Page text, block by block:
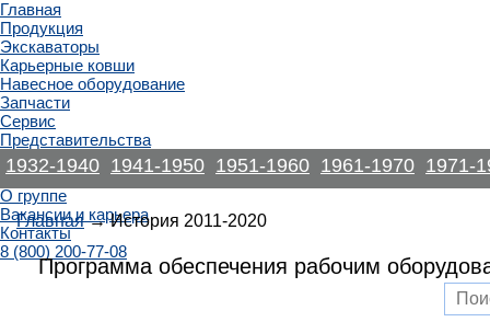
Главная
Продукция
Экскаваторы
Карьерные ковши
Навесное оборудование
Запчасти
Сервис
Представительства
Информация
Новости
О группе
Вакансии и карьера
Контакты
8 (800) 200-77-08
1932-1940 1941-1950 1951-1960 1961-1970 1971-
Главная→ История 2011-2020
Программа обеспечения рабочим